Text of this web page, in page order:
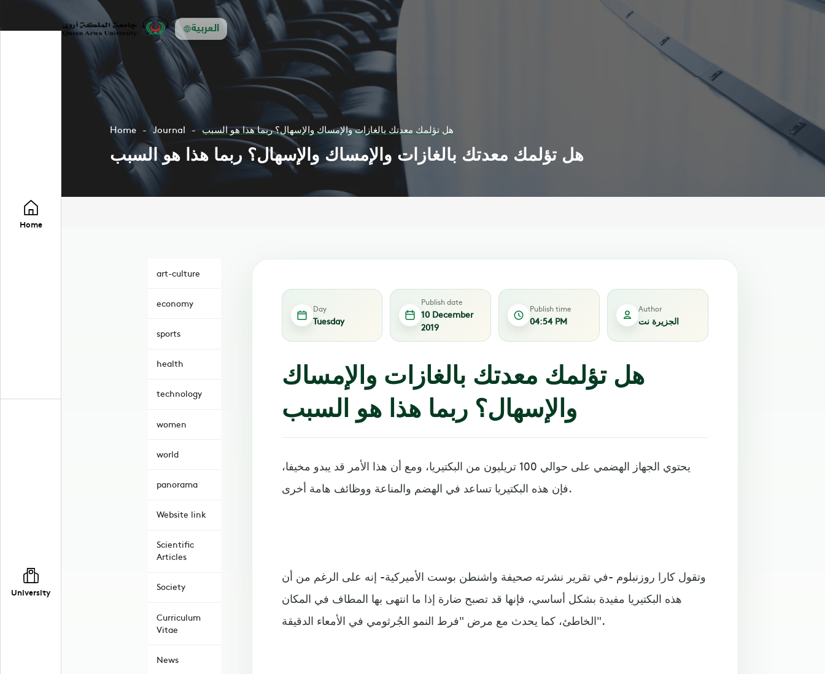
العربية
Home
University
Home Journal هل تؤلمك معدتك بالغازات والإمساك والإسهال؟ ربما هذا هو السبب
هل تؤلمك معدتك بالغازات والإمساك والإسهال؟ ربما هذا هو السبب
art-culture
economy
sports
health
technology
women
world
panorama
Website link
Scientific
Articles
Society
Curriculum
Vitae
News
Day
Tuesday
Publish date
10 December
2019
Publish time
04:54 PM
Author
الجزيرة نت
هل تؤلمك معدتك بالغازات والإمساك
والإسهال؟ ربما هذا هو السبب
يحتوي الجهاز الهضمي على حوالي 100 تريليون من البكتيريا، ومع أن هذا الأمر قد يبدو مخيفا،
فإن هذه البكتيريا تساعد في الهضم والمناعة ووظائف هامة أخرى.
وتقول كارا روزنبلوم -في تقرير نشرته صحيفة واشنطن بوست الأميركية- إنه على الرغم من أن
هذه البكتيريا مفيدة بشكل أساسي، فإنها قد تصبح ضارة إذا ما انتهى بها المطاف في المكان
الخاطئ، كما يحدث مع مرض "فرط النمو الجُرثومي في الأمعاء الدقيقة".